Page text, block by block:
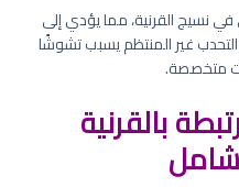
نسيج القرنية، مما يؤدي إلى
غير المنتظم يسبب تشوشًا
متخصصة.
بالقرنية